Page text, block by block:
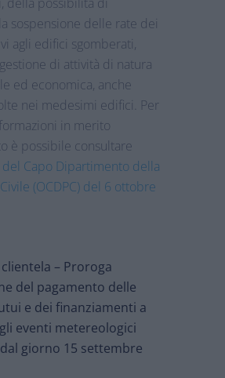
sospensione delle rate dei
agli edifici sgomberati,
di attività di natura
ed economica, anche
nei medesimi edifici. Per
in merito
è possibile consultare
Capo Dipartimento della
(OCDPC) del 6 ottobre
– Proroga
del pagamento delle
e dei finanziamenti a
eventi metereologici
giorno 15 settembre